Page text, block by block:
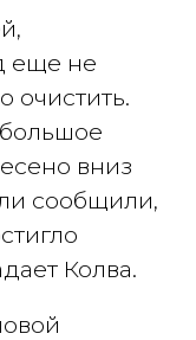
еще не
очистить.
вниз
сообщили,
Колва.